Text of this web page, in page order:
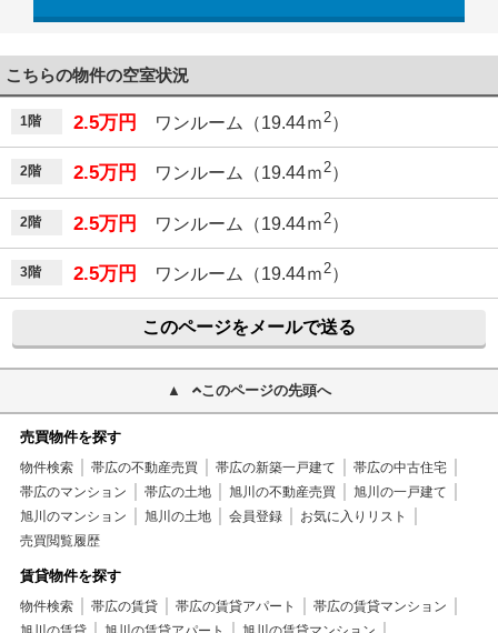
こちらの物件の空室状況
1階 2.5万円 ワンルーム（19.44ｍ2）
2階 2.5万円 ワンルーム（19.44ｍ2）
2階 2.5万円 ワンルーム（19.44ｍ 2）
3階 2.5万円 ワンルーム（19.44ｍ 2）
このページをメールで送る
このページの先頭へ
売買物件を探す
物件検索 帯広の不動産売買 帯広の新築一戸建て
帯広の中古住宅
帯広のマンション
帯広の土地 旭川の不動産売買
旭川の一戸建て
旭川のマンション
旭川の土地 会員登録
お気に入りリスト
売買閲覧履歴
賃貸物件を探す
物件検索 帯広の賃貸 帯広の賃貸アパート
帯広の賃貸マンション